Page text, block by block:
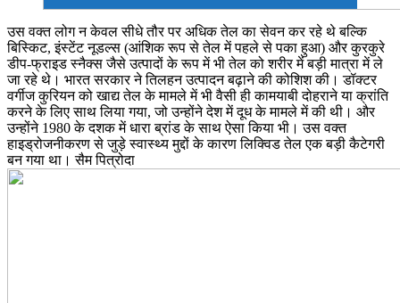
उस वक्त लोग न केवल सीधे तौर पर अधिक तेल का सेवन कर रहे थे बल्कि
बिस्किट, इंस्टेंट नूडल्स (आंशिक रूप से तेल में पहले से पका हुआ) और कुरकुरे
डीप-फ्राइड स्नैक्स जैसे उत्पादों के रूप में भी तेल को शरीर में बड़ी मात्रा में ले
जा रहे थे। भारत सरकार ने तिलहन उत्पादन बढ़ाने की कोशिश की। डॉक्टर
वर्गीज कुरियन को खाद्य तेल के मामले में भी वैसी ही कामयाबी दोहराने या क्रांति
करने के लिए साथ लिया गया, जो उन्होंने देश में दूध के मामले में की थी। और
उन्होंने 1980 के दशक में धारा ब्रांड के साथ ऐसा किया भी। उस वक्त
हाइड्रोजनीकरण से जुड़े स्वास्थ्य मुद्दों के कारण लिक्विड तेल एक बड़ी कैटेगरी
बन गया था। सैम पित्रोदा